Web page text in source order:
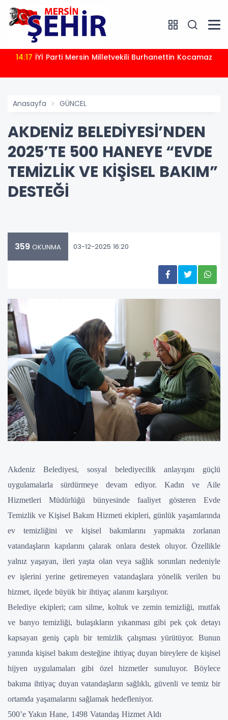
14:17 İYİ Parti Mersin Milletvekili Burhanettin Kocamaz
Anasayfa GÜNCEL
AKDENİZ BELEDİYESİ’NDEN
2025’TE 500 HANEYE “EVDE
TEMİZLİK VE KİŞİSEL BAKIM”
DESTEĞİ
359 OKUNMA 03-12-2025 16:20
Akdeniz Belediyesi, sosyal belediyecilik anlayışını güçlü
uygulamalarla sürdürmeye devam ediyor. Kadın ve Aile
Hizmetleri Müdürlüğü bünyesinde faaliyet gösteren Evde
Temizlik ve Kişisel Bakım Hizmeti ekipleri, günlük yaşamlarında
ev temizliğini ve kişisel bakımlarını yapmakta zorlanan
vatandaşların kapılarını çalarak onlara destek oluyor. Özellikle
yalnız yaşayan, ileri yaşta olan veya sağlık sorunları nedeniyle
ev işlerini yerine getiremeyen vatandaşlara yönelik verilen bu
hizmet, ilçede büyük bir ihtiyaç alanını karşılıyor.
Belediye ekipleri; cam silme, koltuk ve zemin temizliği, mutfak
ve banyo temizliği, bulaşıkların yıkanması gibi pek çok detayı
kapsayan geniş çaplı bir temizlik çalışması yürütüyor. Bunun
yanında kişisel bakım desteğine ihtiyaç duyan bireylere de kişisel
hijyen uygulamaları gibi özel hizmetler sunuluyor. Böylece
bakıma ihtiyaç duyan vatandaşların sağlıklı, güvenli ve temiz bir
ortamda yaşamalarını sağlamak hedefleniyor.
500’e Yakın Hane, 1498 Vatandaş Hizmet Aldı